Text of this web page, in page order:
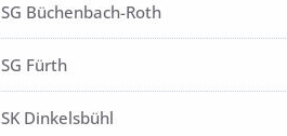
SG Büchenbach-Roth
SG Fürth
SK Dinkelsbühl